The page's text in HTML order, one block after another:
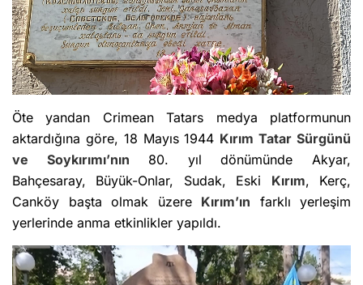
Öte yandan Crimean Tatars medya platformunun
aktardığına göre, 18 Mayıs 1944 Kırım Tatar Sürgünü
ve Soykırımı’nın 80. yıl dönümünde Akyar,
Bahçesaray, Büyük-Onlar, Sudak, Eski Kırım, Kerç,
Canköy başta olmak üzere Kırım’ın farklı yerleşim
yerlerinde anma etkinlikler yapıldı.